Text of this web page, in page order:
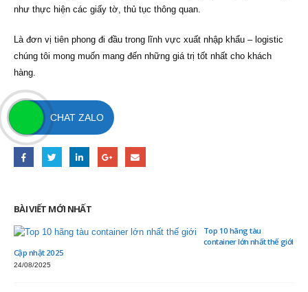
như thực hiện các giấy tờ, thủ tục thông quan.
Là đơn vị tiên phong đi đầu trong lĩnh vực xuất nhập khẩu – logistic
chúng tôi mong muốn mang đến những giá trị tốt nhất cho khách
hàng.
Share this post
BÀI VIẾT MỚI NHẤT
Top 10 hãng tàu
container lớn nhất thế giới
Cập nhật 2025
24/08/2025
CHAT ZALO